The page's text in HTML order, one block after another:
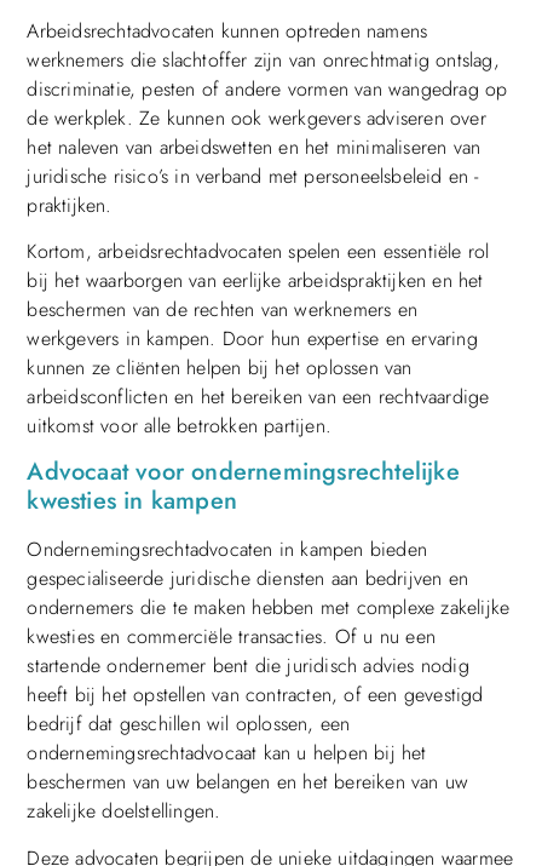
Arbeidsrechtadvocaten kunnen optreden namens
werknemers die slachtoffer zijn van onrechtmatig ontslag,
discriminatie, pesten of andere vormen van wangedrag op
de werkplek. Ze kunnen ook werkgevers adviseren over
het naleven van arbeidswetten en het minimaliseren van
juridische risico’s in verband met personeelsbeleid en -
praktijken.
Kortom, arbeidsrechtadvocaten spelen een essentiële rol
bij het waarborgen van eerlijke arbeidspraktijken en het
beschermen van de rechten van werknemers en
werkgevers in kampen. Door hun expertise en ervaring
kunnen ze cliënten helpen bij het oplossen van
arbeidsconflicten en het bereiken van een rechtvaardige
uitkomst voor alle betrokken partijen.
Advocaat voor ondernemingsrechtelijke
kwesties in kampen
Ondernemingsrechtadvocaten in kampen bieden
gespecialiseerde juridische diensten aan bedrijven en
ondernemers die te maken hebben met complexe zakelijke
kwesties en commerciële transacties. Of u nu een
startende ondernemer bent die juridisch advies nodig
heeft bij het opstellen van contracten, of een gevestigd
bedrijf dat geschillen wil oplossen, een
ondernemingsrechtadvocaat kan u helpen bij het
beschermen van uw belangen en het bereiken van uw
zakelijke doelstellingen.
Deze advocaten begrijpen de unieke uitdagingen waarmee